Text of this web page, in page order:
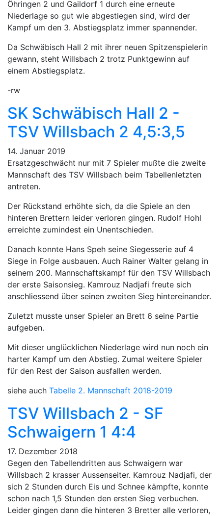
Öhringen 2 und Gaildorf 1 durch eine erneute
Niederlage so gut wie abgestiegen sind, wird der
Kampf um den 3. Abstiegsplatz immer spannender.
Da Schwäbisch Hall 2 mit ihrer neuen Spitzenspielerin
gewann, steht Willsbach 2 trotz Punktgewinn auf
einem Abstiegsplatz.
-rw
SK Schwäbisch Hall 2 -
TSV Willsbach 2 4,5:3,5
14. Januar 2019
Ersatzgeschwächt nur mit 7 Spieler mußte die zweite
Mannschaft des TSV Willsbach beim Tabellenletzten
antreten.
Der Rückstand erhöhte sich, da die Spiele an den
hinteren Brettern leider verloren gingen. Rudolf Hohl
erreichte zumindest ein Unentschieden.
Danach konnte Hans Speh seine Siegesserie auf 4
Siege in Folge ausbauen. Auch Rainer Walter gelang in
seinem 200. Mannschaftskampf für den TSV Willsbach
der erste Saisonsieg. Kamrouz Nadjafi freute sich
anschliessend über seinen zweiten Sieg hintereinander.
Zuletzt musste unser Spieler an Brett 6 seine Partie
aufgeben.
Mit dieser unglücklichen Niederlage wird nun noch ein
harter Kampf um den Abstieg. Zumal weitere Spieler
für den Rest der Saison ausfallen werden.
siehe auch Tabelle 2. Mannschaft 2018-2019
TSV Willsbach 2 - SF
Schwaigern 1 4:4
17. Dezember 2018
Gegen den Tabellendritten aus Schwaigern war
Willsbach 2 krasser Aussenseiter. Kamrouz Nadjafi, der
sich 2 Stunden durch Eis und Schnee kämpfte, konnte
schon nach 1,5 Stunden den ersten Sieg verbuchen.
Leider gingen dann die hinteren 3 Bretter alle verloren,